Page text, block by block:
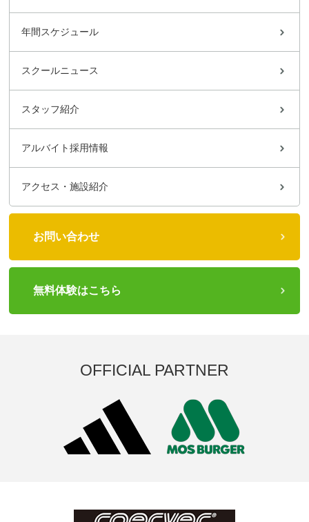
年間スケジュール
スクールニュース
スタッフ紹介
アルバイト採用情報
アクセス・施設紹介
お問い合わせ
無料体験はこちら
OFFICIAL PARTNER